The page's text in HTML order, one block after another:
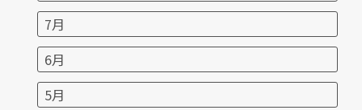
7月
6月
5月